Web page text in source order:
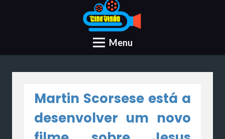
Menu
Martin Scorsese está a
desenvolver um novo